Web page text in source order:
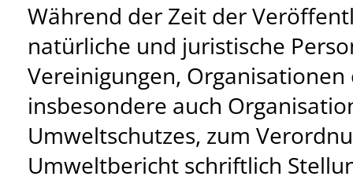
Während der Zeit der
natürliche und juristische
Vereinigungen,
insbesondere auch
Umweltschutzes, zum
Umweltbericht schriftlich